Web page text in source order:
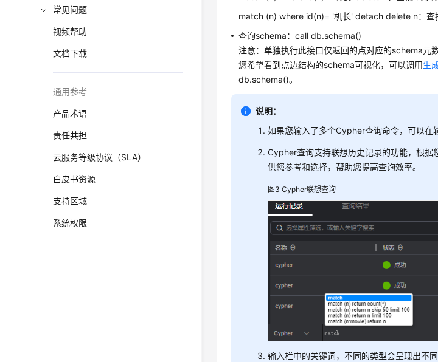
常见问题
视频帮助
文档下载
通用参考
产品术语
责任共担
云服务等级协议（SLA）
白皮书资源
支持区域
系统权限
match (n) where id(n)= '机长' detach delete n：查
查询schema：call db.schema()
注意：单独执行此接口仅返回的点对应的schema元
您希望看到点边结构的schema可视化，可以调用生
db.schema()。
说明：
如果您输入了多个Cypher查询命令，可以在
Cypher查询支持联想历史记录的功能，根据
供您参考和选择，帮助您提高查询效率。
图3Cypher联想查询
输入栏中的关键词，不同的类型会呈现出不